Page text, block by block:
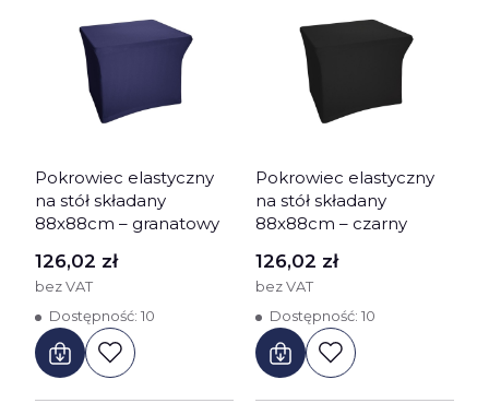
Pokrowiec elastyczny
na stół składany
88x88cm – granatowy
Cena
126,02 zł
bez VAT
Dostępność: 10
Pokrowiec elastyczny
na stół składany
88x88cm – czarny
Cena
126,02 zł
bez VAT
Dostępność: 10